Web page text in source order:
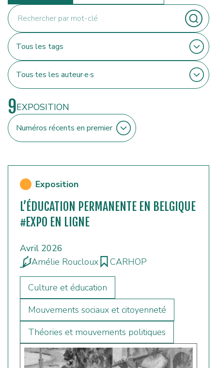
9EXPOSITION
Exposition
L’ÉDUCATION PERMANENTE EN BELGIQUE
#EXPO EN LIGNE
Avril 2026
Amélie Roucloux
CARHOP
Culture et éducation
Mouvements sociaux et citoyenneté
Théories et mouvements politiques